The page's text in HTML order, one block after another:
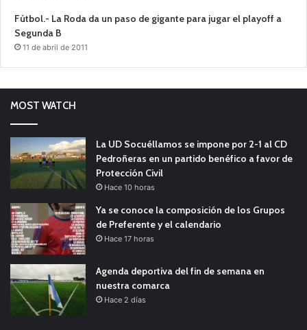
Fútbol.- La Roda da un paso de gigante para jugar el playoff a
Segunda B
11 de abril de 2011
MOST WATCH
La UD Socuéllamos se impone por 2-1 al CD
Pedroñeras en un partido benéfico a favor de
Protección Civil
Hace 10 horas
Ya se conoce la composición de los Grupos
de Preferente y el calendario
Hace 17 horas
Agenda deportiva del fin de semana en
nuestra comarca
Hace 2 días